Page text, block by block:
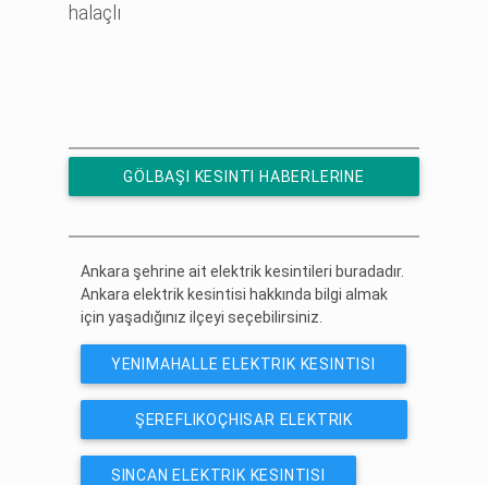
halaçlı
GÖLBAŞI KESINTI HABERLERINE
Ankara şehrine ait elektrik kesintileri buradadır.
Ankara elektrik kesintisi hakkında bilgi almak
için yaşadığınız ilçeyi seçebilirsiniz.
YENIMAHALLE ELEKTRIK KESINTISI
ŞEREFLIKOÇHISAR ELEKTRIK
KESINTISI
SINCAN ELEKTRIK KESINTISI